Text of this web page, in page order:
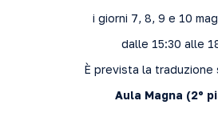
i giorni 7, 8, 9 e 10
dalle 15:30 alle
È prevista la traduzione
Aula Magna (2º